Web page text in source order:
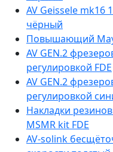
AV Geissele mk16
чёрный
Повышающий
AV GEN.2
регулировкой FDE
AV GEN.2
регулировкой
Накладки
MSMR kit FDE
AV-solink